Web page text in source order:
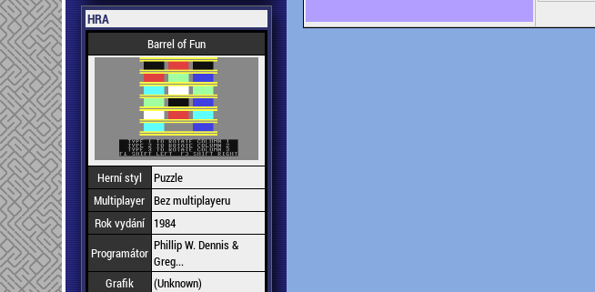
HRA
Barrel of Fun
Herní styl
Puzzle
Multiplayer Bez multiplayeru
Rok vydání
1984
Programátor Phillip W. Dennis &
Greg...
Grafik
(Unknown)